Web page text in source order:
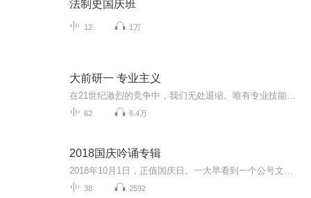
法制史国庆班
12 1万
大前研一 专业主义
62 6.4万
2018国庆吟诵专辑
38 2592